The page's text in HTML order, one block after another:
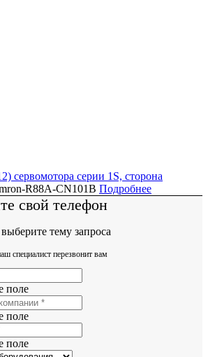
сервомотора серии 1S, сторона
R88A-CN101B Подробнее
свой телефон
тему запроса
специалист перезвонит вам
поле
поле
поле